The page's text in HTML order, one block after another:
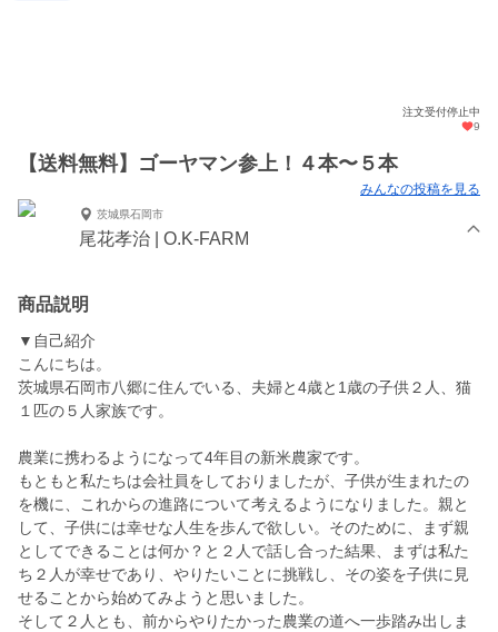
注文受付停止中
9
【送料無料】ゴーヤマン参上！４本〜５本
みんなの投稿を見る
茨城県石岡市
尾花孝治 | O.K-FARM
商品説明
▼自己紹介
こんにちは。
茨城県石岡市八郷に住んでいる、夫婦と4歳と1歳の子供２人、猫
１匹の５人家族です。
農業に携わるようになって4年目の新米農家です。
もともと私たちは会社員をしておりましたが、子供が生まれたの
を機に、これからの進路について考えるようになりました。親と
して、子供には幸せな人生を歩んで欲しい。そのために、まず親
としてできることは何か？と２人で話し合った結果、まずは私た
ち２人が幸せであり、やりたいことに挑戦し、その姿を子供に見
せることから始めてみようと思いました。
そして２人とも、前からやりたかった農業の道へ一歩踏み出しま